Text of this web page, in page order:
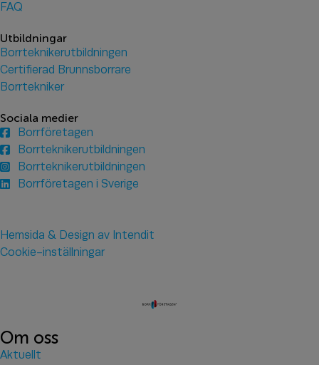
FAQ
Utbildningar
Borrteknikerutbildningen
Certifierad Brunnsborrare
Borrtekniker
Sociala medier
Borrföretagen
Borrteknikerutbildningen
Borrteknikerutbildningen
Borrföretagen i Sverige
Hemsida & Design av Intendit
Cookie-inställningar
Om oss
Aktuellt